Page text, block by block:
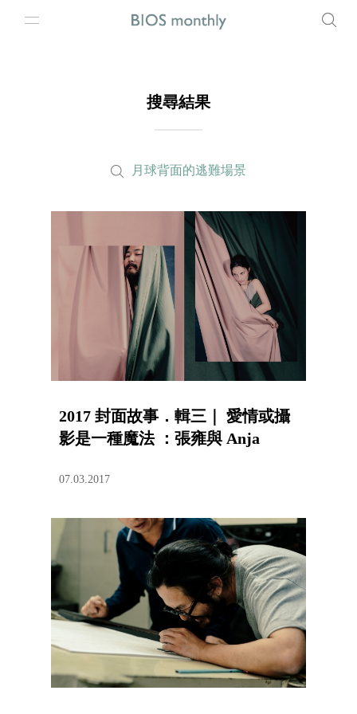
搜尋結果
月球背面的逃難場景
2017 封面故事．輯三｜ 愛情或攝
影是一種魔法 ：張雍與 Anja
07.03.2017